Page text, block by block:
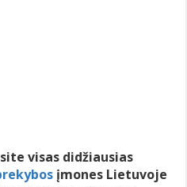
visas didžiausias
įmones Lietuvoje